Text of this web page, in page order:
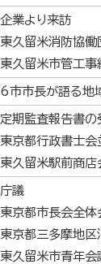
企業より来訪
東久留米消防協
東久留米市管工
6市市長が語る地
定期監査報告書の
東京都行政書士
東久留米駅前商店
庁議
東京都市長会全体
東京都三多摩地
東久留米市青年